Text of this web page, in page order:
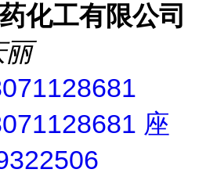
化工有限公司
丽
座